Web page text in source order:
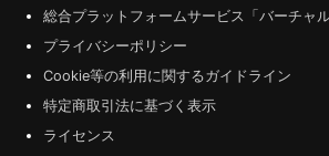
総合プラットフォームサービス「バーチャ
プライバシーポリシー
Cookie等の利用に関するガイドライン
特定商取引法に基づく表示
ライセンス